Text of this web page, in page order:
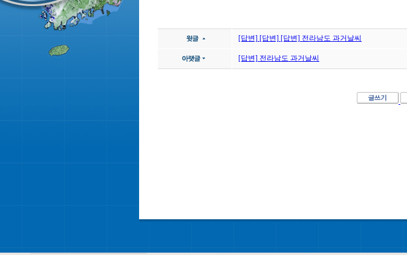
[답변] [답변] [답변] 전라남도 과거날씨
[답변] 전라남도 과거날씨